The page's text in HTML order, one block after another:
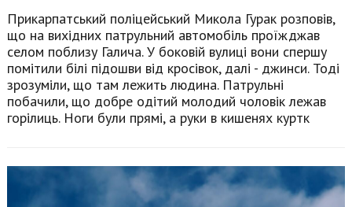
Прикарпатський поліцейський Микола Гурак розповів,
що на вихідних патрульний автомобіль проїжджав
селом поблизу Галича. У боковій вулиці вони спершу
помітили білі підошви від кросівок, далі - джинси. Тоді
зрозуміли, що там лежить людина. Патрульні
побачили, що добре одітий молодий чоловік лежав
горілиць. Ноги були прямі, а руки в кишенях куртк